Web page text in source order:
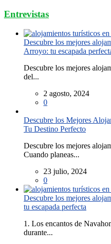
Entrevistas
Descubre los mejores
Arroyo: tu escapada
Descubre los mejores
del...
2 agosto, 2024
0
Descubre los Mejores
Tu Destino Perfecto
Descubre los mejores
Cuando planeas...
23 julio, 2024
0
Descubre los mejores
tu escapada perfecta
1. Los encantos de
durante...